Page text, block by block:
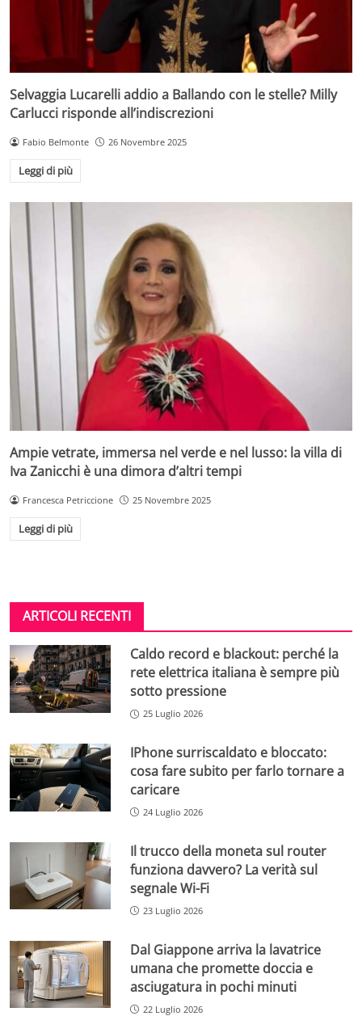
Selvaggia Lucarelli addio a Ballando con le stelle? Milly
Carlucci risponde all’indiscrezioni
Fabio Belmonte 26 Novembre 2025
Leggi di più
Ampie vetrate, immersa nel verde e nel lusso: la villa di
Iva Zanicchi è una dimora d’altri tempi
Francesca Petriccione 25 Novembre 2025
Leggi di più
ARTICOLI RECENTI
Caldo record e blackout: perché la
rete elettrica italiana è sempre più
sotto pressione
25 Luglio 2026
IPhone surriscaldato e bloccato:
cosa fare subito per farlo tornare a
caricare
24 Luglio 2026
Il trucco della moneta sul router
funziona davvero? La verità sul
segnale Wi-Fi
23 Luglio 2026
Dal Giappone arriva la lavatrice
umana che promette doccia e
asciugatura in pochi minuti
22 Luglio 2026